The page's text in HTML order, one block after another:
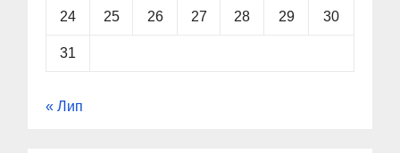
24 25 26 27 28 29 30
31
« Лип